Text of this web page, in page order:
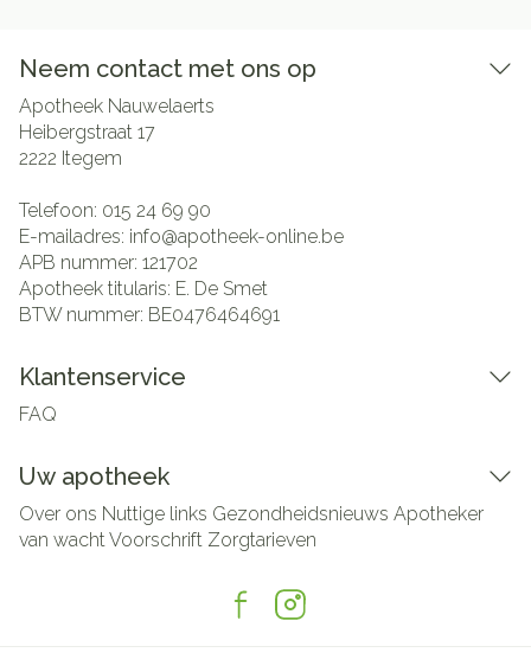
Neem contact met ons op
Apotheek Nauwelaerts
Heibergstraat 17
2222 Itegem
Telefoon: 015 24 69 90
E-mailadres: info@apotheek-online.be
APB nummer: 121702
Apotheek titularis: E. De Smet
BTW nummer: BE0476464691
Klantenservice
FAQ
Uw apotheek
Over ons Nuttige links Gezondheidsnieuws Apotheker
van wachtVoorschrift Zorgtarieven